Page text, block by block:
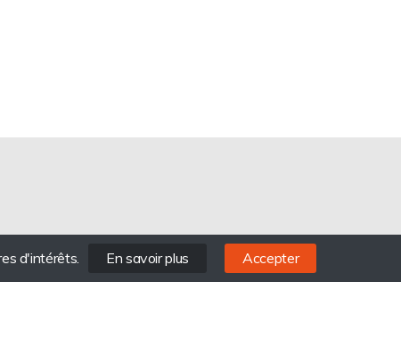
d'intérêts. En savoir plus Accepter